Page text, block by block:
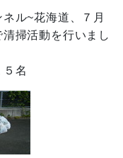
ル~花海道、７月
掃活動を行いまし
名